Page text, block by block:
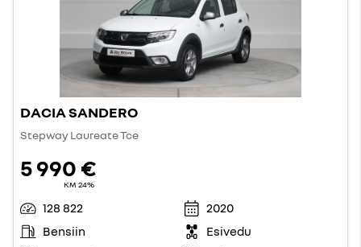
DACIA SANDERO
Stepway Laureate Tce
5 990 €
KM 24%
128 822
2020
Bensiin
Esivedu